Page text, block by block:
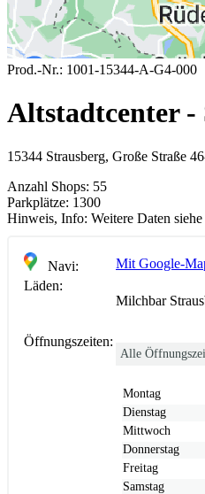
Prod.-Nr.: 1001-15344-A-G4-000
Altstadtcenter -
15344 Strausberg, Große Straße
Anzahl Shops: 55
Parkplätze: 1300
Hinweis, Info: Weitere Daten
Navi:
Mit Google-
Läden:
Milchbar
Öffnungszeiten:
Alle
Montag
Dienstag
Mittwoch
Donnerstag
Freitag
Samstag